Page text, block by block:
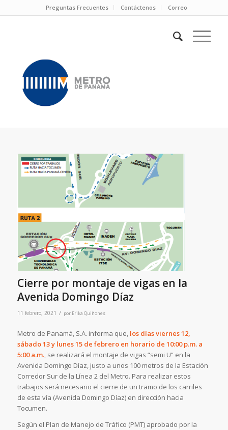
Preguntas Frecuentes Contáctenos Correo
Cierre por montaje de vigas en la
Avenida Domingo Díaz
11 febrero, 2021 / por Erika Quiñones
Metro de Panamá, S.A. informa que, los días viernes 12,
sábado 13 y lunes 15 de febrero en horario de 10:00 p.m. a
5:00 a.m., se realizará el montaje de vigas “semi U” en la
Avenida Domingo Díaz, justo a unos 100 metros de la Estación
Corredor Sur de la Línea 2 del Metro. Para realizar estos
trabajos será necesario el cierre de un tramo de los carriles
de esta vía (Avenida Domingo Díaz) en dirección hacia
Tocumen.
Según el Plan de Manejo de Tráfico (PMT) aprobado por la